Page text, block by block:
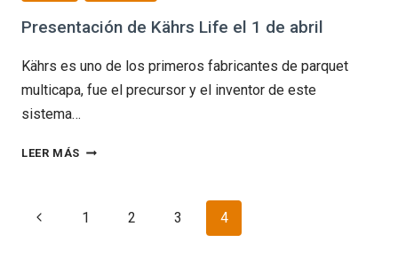
Presentación de Kährs Life el 1 de abril
Kährs es uno de los primeros fabricantes de parquet
multicapa, fue el precursor y el inventor de este
sistema…
LEER MÁS PRESENTACIÓN
LIFE
Navegación
Página
1 2 3 4